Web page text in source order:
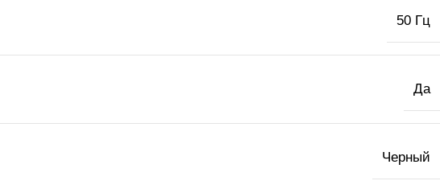
50 Гц
Да
Черный